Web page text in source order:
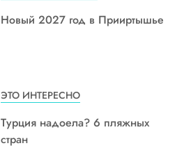
Новый 2027 год в Прииртышье
ЭТО ИНТЕРЕСНО
Турция надоела? 6 пляжных
стран